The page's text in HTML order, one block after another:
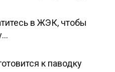
в ЖЭК, чтобы
к паводку